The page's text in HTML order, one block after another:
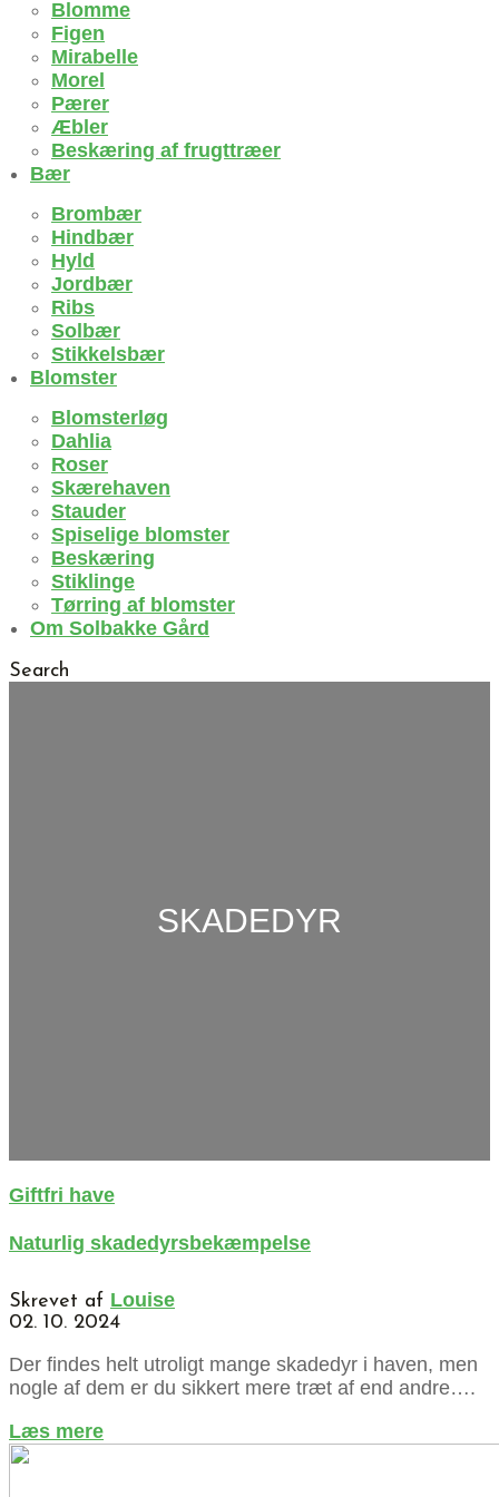
Blomme
Figen
Mirabelle
Morel
Pærer
Æbler
Beskæring af frugttræer
Bær
Brombær
Hindbær
Hyld
Jordbær
Ribs
Solbær
Stikkelsbær
Blomster
Blomsterløg
Dahlia
Roser
Skærehaven
Stauder
Spiselige blomster
Beskæring
Stiklinge
Tørring af blomster
Om Solbakke Gård
Search
SKADEDYR
Giftfri have
Naturlig skadedyrsbekæmpelse
Skrevet af Louise
02. 10. 2024
Der findes helt utroligt mange skadedyr i haven, men
nogle af dem er du sikkert mere træt af end andre….
Læs mereabout